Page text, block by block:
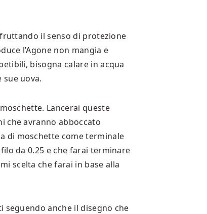
il senso di protezione
l’Agone non mangia e
bisogna calare in acqua
sue uova.
Lancerai queste
che avranno abboccato
di moschette come terminale
da 0.25 e che farai terminare
scelta che farai in base alla
seguendo anche il disegno che